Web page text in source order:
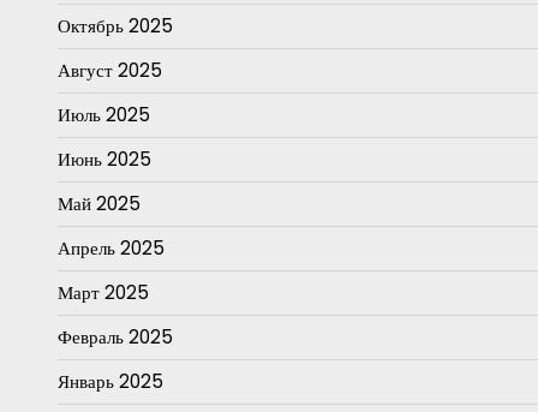
Октябрь 2025
Август 2025
Июль 2025
Июнь 2025
Май 2025
Апрель 2025
Март 2025
Февраль 2025
Январь 2025